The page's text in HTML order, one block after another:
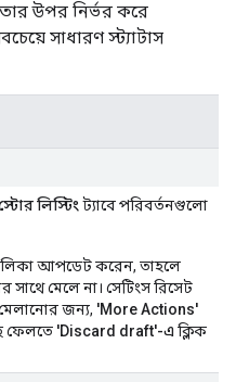
উপর নির্ভর করে
সাধারণ স্ট্যাটাস
লিস্টিং ট্যাবে পরিবর্তনগুলো
আপডেট করেন, তাহলে
মেলে না। সেটিংস রিসেট
জন্য, 'More Actions'
ফেলতে 'Discard draft'-এ ক্লিক